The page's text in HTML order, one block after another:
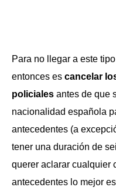
Para no llegar a este
entonces es cancelar
policiales antes de que
nacionalidad española
antecedentes (a
tener una duración de
querer aclarar cualquier
antecedentes lo mejor